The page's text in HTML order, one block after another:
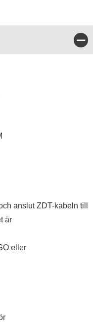
anslut ZDT-kabeln till
är
eller